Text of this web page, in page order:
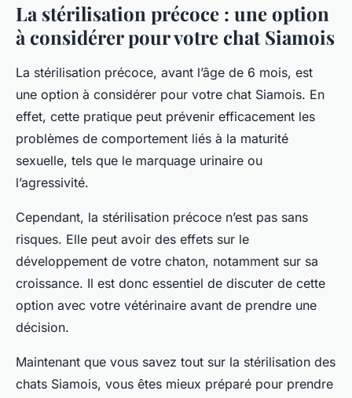
La stérilisation précoce : une option
à considérer pour votre chat Siamois
La stérilisation précoce, avant l’âge de 6 mois, est
une option à considérer pour votre chat Siamois. En
effet, cette pratique peut prévenir efficacement les
problèmes de comportement liés à la maturité
sexuelle, tels que le marquage urinaire ou
l’agressivité.
Cependant, la stérilisation précoce n’est pas sans
risques. Elle peut avoir des effets sur le
développement de votre chaton, notamment sur sa
croissance. Il est donc essentiel de discuter de cette
option avec votre vétérinaire avant de prendre une
décision.
Maintenant que vous savez tout sur la stérilisation des
chats Siamois, vous êtes mieux préparé pour prendre